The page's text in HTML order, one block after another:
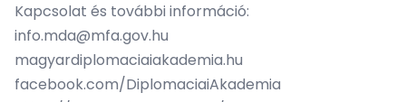
Kapcsolat és további információ:
info.mda@mfa.gov.hu
magyardiplomaciaiakademia.hu
facebook.com/DiplomaciaiAkademia